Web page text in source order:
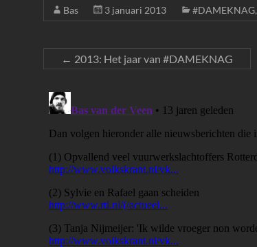
Bas 3 januari 2013 #DAMEKNAG,
← 2013: Het jaar van #DAMEKNAG